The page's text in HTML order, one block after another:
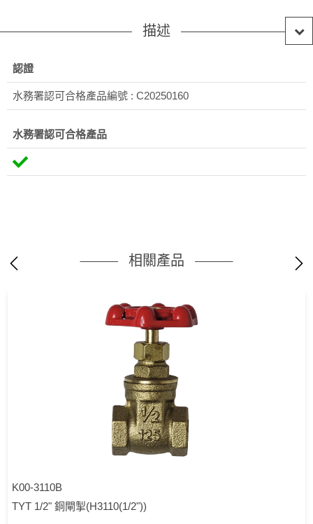
描述
認證
水務署認可合格產品編號 : C20250160
水務署認可合格產品
相關產品
K00-3110B
TYT 1/2" 銅閘掣(H3110(1/2"))